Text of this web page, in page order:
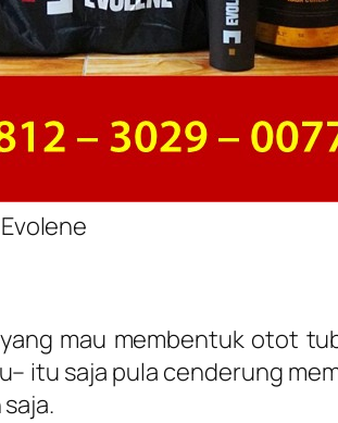
mau membentuk otot
itu saja pula cenderung